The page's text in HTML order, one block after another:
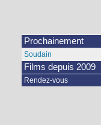
Prochainement
Soudain
Films depuis 2009
Rendez-vous